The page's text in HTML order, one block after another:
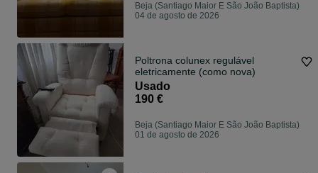
Beja (Santiago Maior E São João Baptista)
04 de agosto de 2026
Poltrona colunex regulável
eletricamente (como nova)
Usado
190 €
Beja (Santiago Maior E São João Baptista)
01 de agosto de 2026